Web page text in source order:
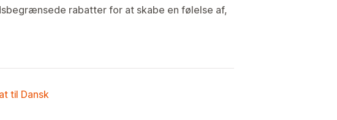
rabatter for at skabe en følelse af,
til Dansk